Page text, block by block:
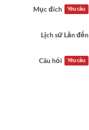
Mục đích Yêu cầu
Lịch sử Lần đến
Câu hỏi Yêu cầu